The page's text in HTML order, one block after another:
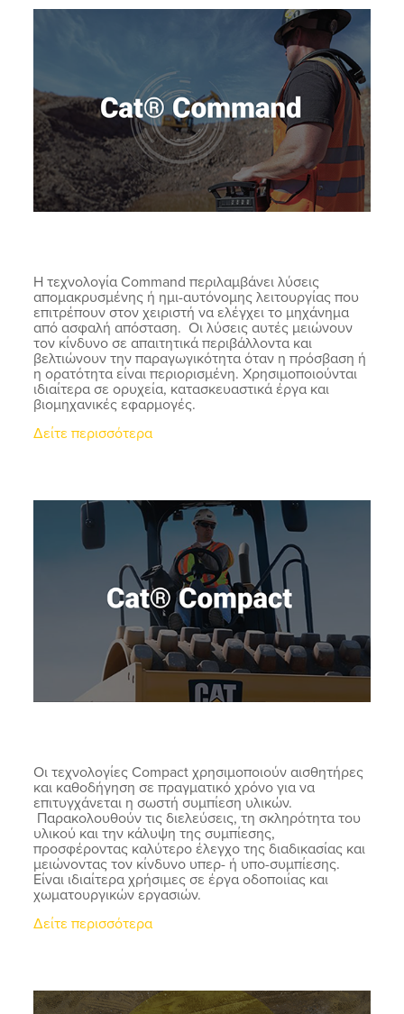
Η τεχνολογία Command περιλαμβάνει λύσεις
απομακρυσμένης ή ημι-αυτόνομης λειτουργίας που
επιτρέπουν στον χειριστή να ελέγχει το μηχάνημα
από ασφαλή απόσταση. Οι λύσεις αυτές μειώνουν
τον κίνδυνο σε απαιτητικά περιβάλλοντα και
βελτιώνουν την παραγωγικότητα όταν η πρόσβαση ή
η ορατότητα είναι περιορισμένη. Χρησιμοποιούνται
ιδιαίτερα σε ορυχεία, κατασκευαστικά έργα και
βιομηχανικές εφαρμογές.
Δείτε περισσότερα
Οι τεχνολογίες Compact χρησιμοποιούν αισθητήρες
και καθοδήγηση σε πραγματικό χρόνο για να
επιτυγχάνεται η σωστή συμπίεση υλικών.
Παρακολουθούν τις διελεύσεις, τη σκληρότητα του
υλικού και την κάλυψη της συμπίεσης,
προσφέροντας καλύτερο έλεγχο της διαδικασίας και
μειώνοντας τον κίνδυνο υπερ- ή υπο-συμπίεσης.
Είναι ιδιαίτερα χρήσιμες σε έργα οδοποιίας και
χωματουργικών εργασιών.
Δείτε περισσότερα